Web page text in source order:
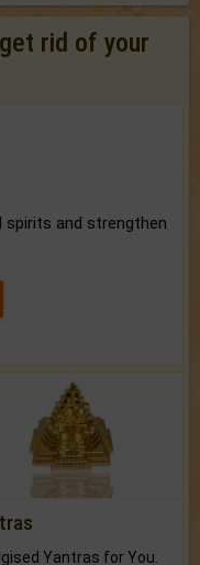
rid of your
spirits and strengthen
Yantras for You.